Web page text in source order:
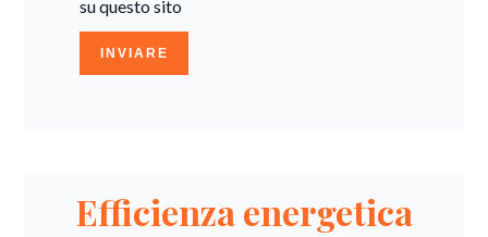
su questo sito
INVIARE
Efficienza energetica